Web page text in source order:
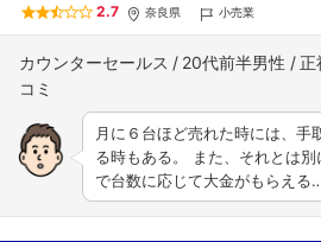
2.7 奈良県 小売業
カウンターセールス 20代前半男性 正
月に６台ほど売れた時には、手
る時もある。 また、それとは
で台数に応じて大金がもらえる